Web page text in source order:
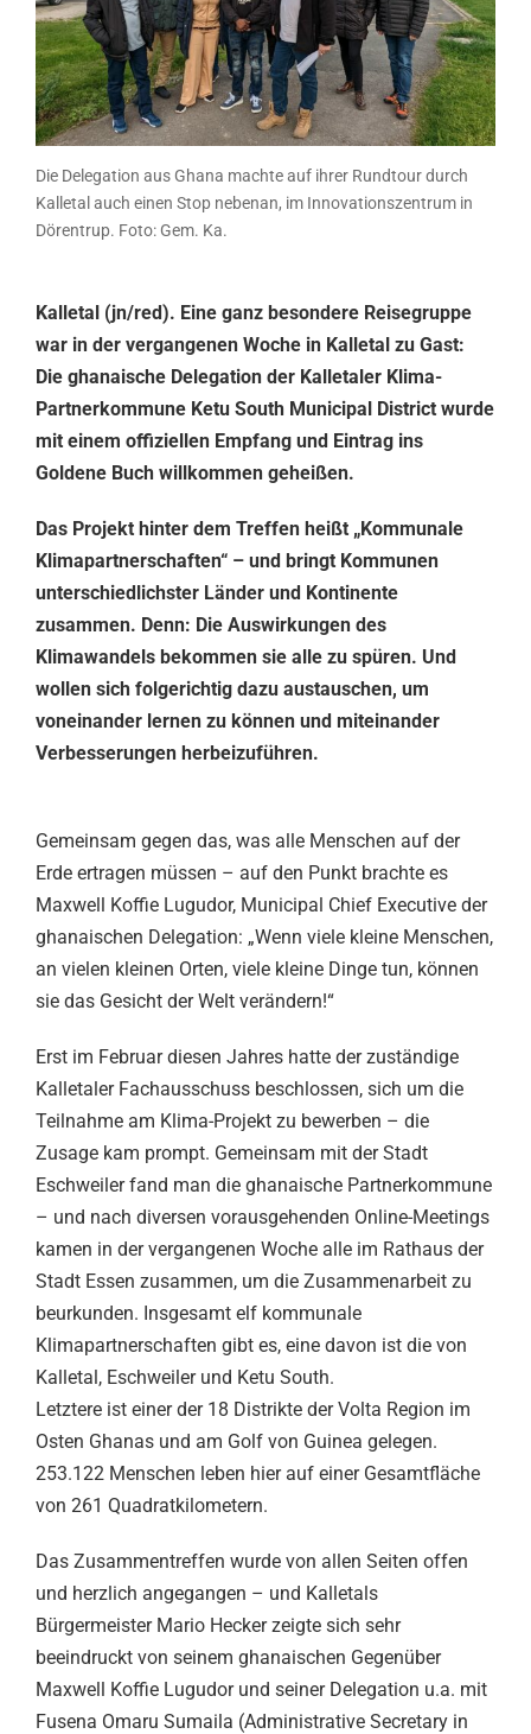
Die Delegation aus Ghana machte auf ihrer Rundtour durch
Kalletal auch einen Stop nebenan, im Innovationszentrum in
Dörentrup. Foto: Gem. Ka.
Kalletal (jn/red). Eine ganz besondere Reisegruppe
war in der vergangenen Woche in Kalletal zu Gast:
Die ghanaische Delegation der Kalletaler Klima-
Partnerkommune Ketu South Municipal District wurde
mit einem offiziellen Empfang und Eintrag ins
Goldene Buch willkommen geheißen.
Das Projekt hinter dem Treffen heißt „Kommunale
Klimapartnerschaften“ – und bringt Kommunen
unterschiedlichster Länder und Kontinente
zusammen. Denn: Die Auswirkungen des
Klimawandels bekommen sie alle zu spüren. Und
wollen sich folgerichtig dazu austauschen, um
voneinander lernen zu können und miteinander
Verbesserungen herbeizuführen.
Gemeinsam gegen das, was alle Menschen auf der
Erde ertragen müssen – auf den Punkt brachte es
Maxwell Koffie Lugudor, Municipal Chief Executive der
ghanaischen Delegation: „Wenn viele kleine Menschen,
an vielen kleinen Orten, viele kleine Dinge tun, können
sie das Gesicht der Welt verändern!“
Erst im Februar diesen Jahres hatte der zuständige
Kalletaler Fachausschuss beschlossen, sich um die
Teilnahme am Klima-Projekt zu bewerben – die
Zusage kam prompt. Gemeinsam mit der Stadt
Eschweiler fand man die ghanaische Partnerkommune
– und nach diversen vorausgehenden Online-Meetings
kamen in der vergangenen Woche alle im Rathaus der
Stadt Essen zusammen, um die Zusammenarbeit zu
beurkunden. Insgesamt elf kommunale
Klimapartnerschaften gibt es, eine davon ist die von
Kalletal, Eschweiler und Ketu South.
Letztere ist einer der 18 Distrikte der Volta Region im
Osten Ghanas und am Golf von Guinea gelegen.
253.122 Menschen leben hier auf einer Gesamtfläche
von 261 Quadratkilometern.
Das Zusammentreffen wurde von allen Seiten offen
und herzlich angegangen – und Kalletals
Bürgermeister Mario Hecker zeigte sich sehr
beeindruckt von seinem ghanaischen Gegenüber
Maxwell Koffie Lugudor und seiner Delegation u.a. mit
Fusena Omaru Sumaila (Administrative Secretary in